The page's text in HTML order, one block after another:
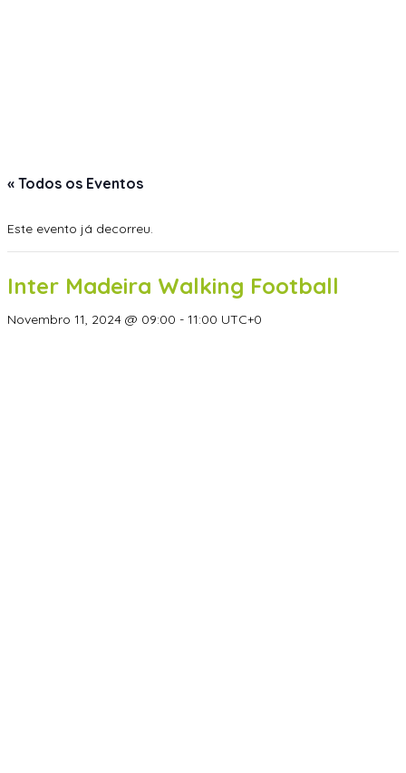
« Todos os Eventos
Este evento já decorreu.
Inter Madeira Walking Football
Novembro 11, 2024 @ 09:00 - 11:00 UTC+0